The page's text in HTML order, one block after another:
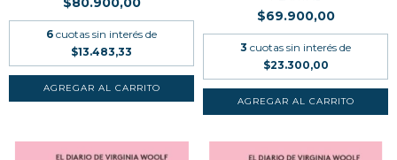
6 cuotas sin interés de
$13.483,33
$69.900,00
3 cuotas sin interés de
$23.300,00